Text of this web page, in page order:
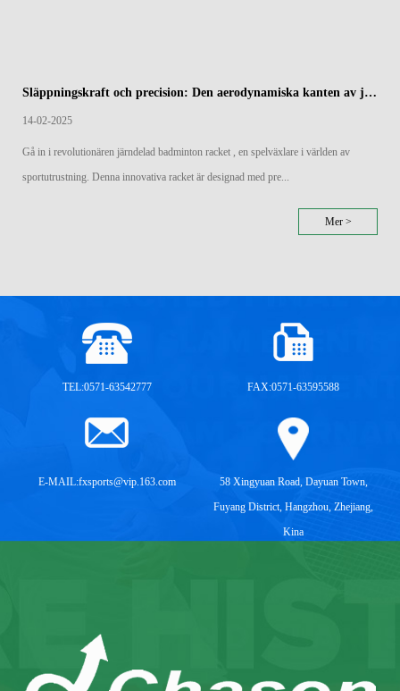
Släppningskraft och precision: Den aerodynamiska kanten av järndelade badmintonracketar
14-02-2025
Gå in i revolutionären järndelad badminton racket , en spelväxlare i världen av
sportutrustning. Denna innovativa racket är designad med pre...
Mer >
TEL:0571-63542777 FAX:0571-63595588
E-MAIL:fxsports@vip.163.com
58 Xingyuan Road, Dayuan Town,
Fuyang District, Hangzhou, Zhejiang,
Kina